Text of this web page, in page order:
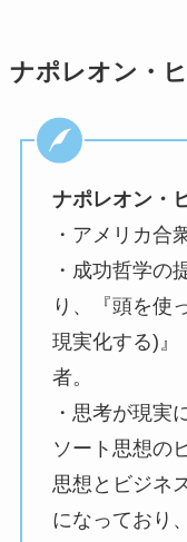
ナポレオン・
ナポレオン・
・アメリカ合
・成功哲学の
り、『頭を使
現実化する)』
者。
・思考が現実
ソート思想の
思想とビジネ
になっており